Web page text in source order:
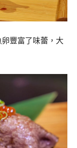
豐富了味蕾，大